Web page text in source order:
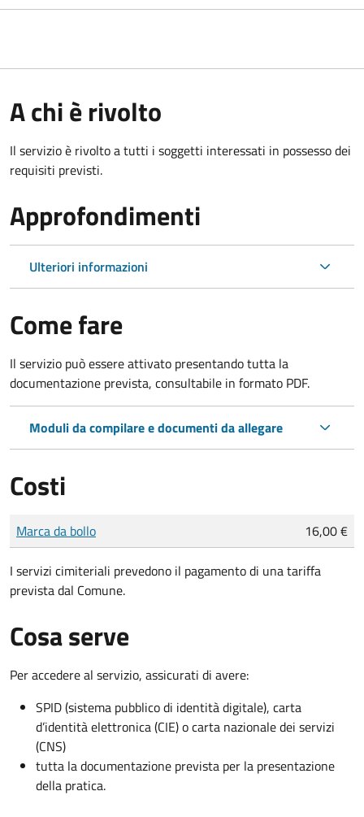
A chi è rivolto
Il servizio è rivolto a tutti i soggetti interessati in possesso dei
requisiti previsti.
Approfondimenti
Ulteriori informazioni
Come fare
Il servizio può essere attivato presentando tutta la
documentazione prevista, consultabile in formato PDF.
Moduli da compilare e documenti da allegare
Costi
Tipo di pagamento
Importo
Marca da bollo 16,00 €
I servizi cimiteriali prevedono il pagamento di una tariffa
prevista dal Comune.
Cosa serve
Per accedere al servizio, assicurati di avere:
SPID (sistema pubblico di identità digitale), carta
d’identità elettronica (CIE) o carta nazionale dei servizi
(CNS)
tutta la documentazione prevista per la presentazione
della pratica.